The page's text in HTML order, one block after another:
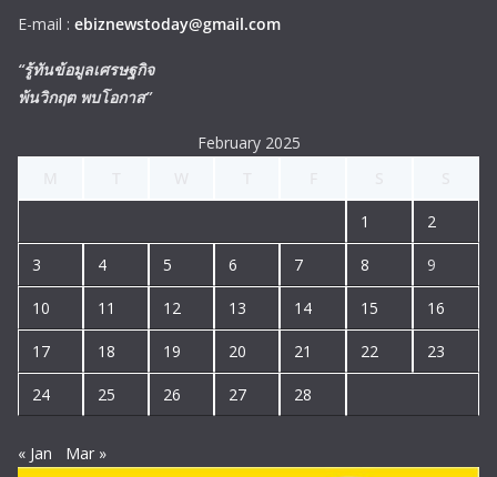
E-mail : ebiznewstoday@gmail.com
“รู้ทันข้อมูลเศรษฐกิจ
พ้นวิกฤต พบโอกาส”
February 2025
1 2
3 4 5 6 7 8 9
10 11 12 13 14 15 16
17 18 19 20 21 22 23
24 25 26 27 28
« Jan Mar »